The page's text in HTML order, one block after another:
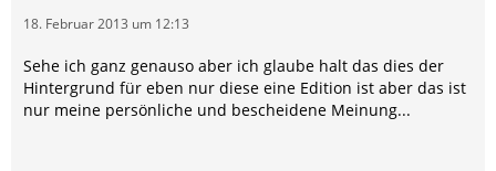
18. Februar 2013 um 12:13
Sehe ich ganz genauso aber ich glaube halt das dies der
Hintergrund für eben nur diese eine Edition ist aber das ist
nur meine persönliche und bescheidene Meinung...